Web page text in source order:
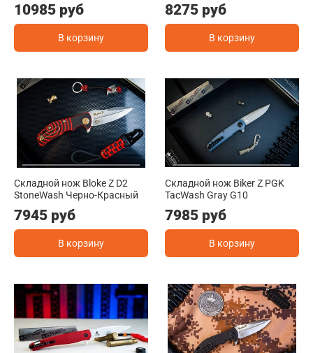
10985 руб
В корзину
8275 руб
В корзину
Складной нож Bloke Z D2
StoneWash Черно-Красный
7945 руб
В корзину
Складной нож Biker Z PGK
TacWash Gray G10
7985 руб
В корзину